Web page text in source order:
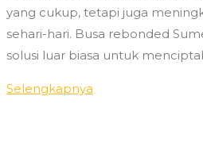
yang cukup, tetapi juga
sehari-hari. Busa rebonded
solusi luar biasa untuk
Selengkapnya